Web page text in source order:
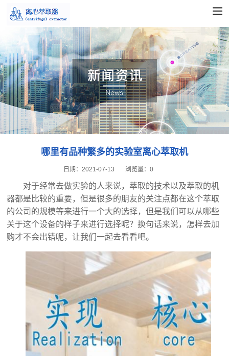
哪里有品种繁多的实验室离心萃取机
2021-07-13
日期： 浏览量：0
对于经常去做实验的人来说，萃取的技术以及萃取的机
器都是比较的重要，但是很多的朋友的关注点都在这个萃取
的公司的规模等来进行一个大的选择，但是我们可以从哪些
关于这个设备的样子来进行选择呢？换句话来说，怎样去加
购才不会出错呢，让我们一起去看看吧。